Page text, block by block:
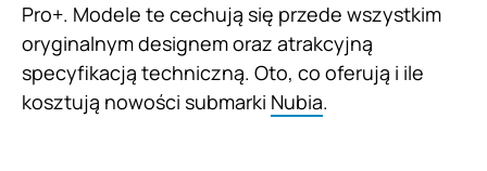
Pro+. Modele te cechują się przede wszystkim
oryginalnym designem oraz atrakcyjną
specyfikacją techniczną. Oto, co oferują i ile
kosztują nowości submarki Nubia.